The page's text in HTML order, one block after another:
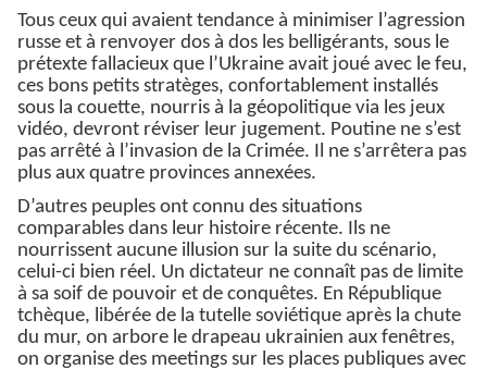
Tous ceux qui avaient tendance à minimiser l’agression
russe et à renvoyer dos à dos les belligérants, sous le
prétexte fallacieux que l’Ukraine avait joué avec le feu,
ces bons petits stratèges, confortablement installés
sous la couette, nourris à la géopolitique via les jeux
vidéo, devront réviser leur jugement. Poutine ne s’est
pas arrêté à l’invasion de la Crimée. Il ne s’arrêtera pas
plus aux quatre provinces annexées.
D’autres peuples ont connu des situations
comparables dans leur histoire récente. Ils ne
nourrissent aucune illusion sur la suite du scénario,
celui-ci bien réel. Un dictateur ne connaît pas de limite
à sa soif de pouvoir et de conquêtes. En République
tchèque, libérée de la tutelle soviétique après la chute
du mur, on arbore le drapeau ukrainien aux fenêtres,
on organise des meetings sur les places publiques avec